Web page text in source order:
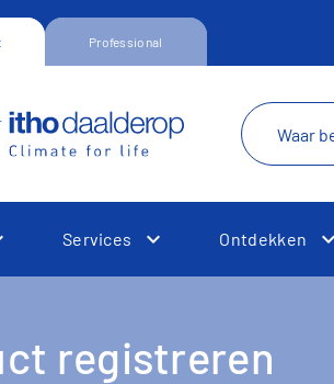
Professional
Services
Ontdekken
registreren